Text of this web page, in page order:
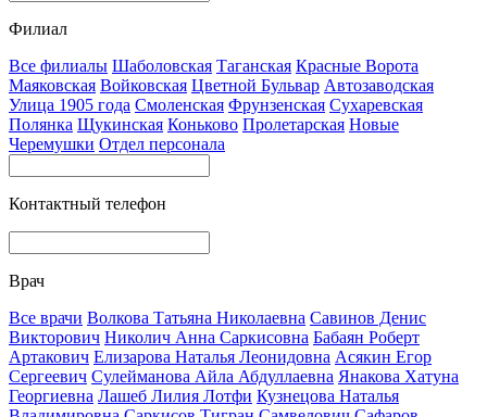
Филиал
Все филиалы Шаболовская Таганская Красные Ворота
Маяковская Войковская Цветной Бульвар Автозаводская
Улица 1905 года Смоленская Фрунзенская Сухаревская
Полянка Щукинская Коньково Пролетарская Новые
Черемушки Отдел персонала
Контактный телефон
Врач
Все врачи Волкова Татьяна Николаевна Савинов Денис
Викторович Николич Анна Саркисовна Бабаян Роберт
Артакович Елизарова Наталья Леонидовна Асякин Егор
Сергеевич Сулейманова Айла Абдуллаевна Янакова Хатуна
Георгиевна Лашеб Лилия Лотфи Кузнецова Наталья